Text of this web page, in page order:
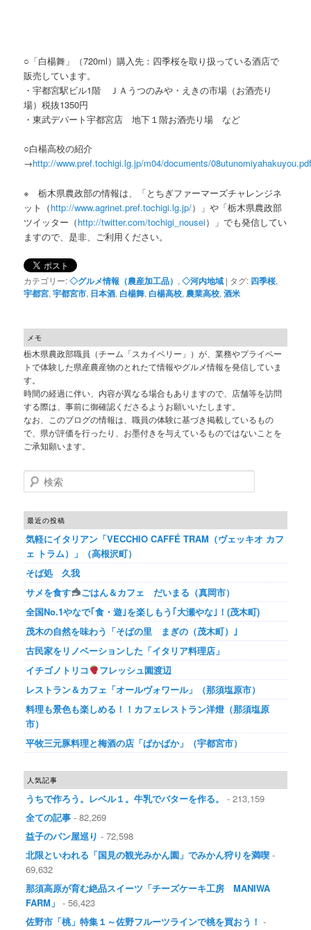
○「白楊舞」（720ml）購入先：四季桜を取り扱っている酒店で
販売しています。
・宇都宮駅ビル1階 ＪＡうつのみや・えきの市場（お酒売り
場）税抜1350円
・東武デパート宇都宮店 地下１階お酒売り場 など
○白楊高校の紹介
→http://www.pref.tochigi.lg.jp/m04/documents/
※ 栃木県農政部の情報は、「とちぎファーマーズチャレンジネ
ット（http://www.agrinet.pref.tochigi.lg.jp/）」や「栃木県農政部
ツイッター（http://twitter.com/tochigi_nousei）」でも発信してい
ますので、是非、ご利用ください。
カテゴリー:◇グルメ情報（農産加工品） ,◇河内地域 | タグ: 四季桜,
宇都宮,宇都宮市, 日本酒, 白楊舞, 白楊高校, 農業高校,酒米
メモ
栃木県農政部職員（チーム「スカイベリー」）が、業務やプライベー
トで体験した県産農産物のとれたて情報やグルメ情報を発信していま
す。
時間の経過に伴い、内容が異なる場合もありますので、店舗等を訪問
する際は、事前に御確認くださるようお願いいたします。
なお、このブログの情報は、職員の体験に基づき掲載しているもの
で、県が評価を行ったり、お墨付きを与えているものではないことを
ご承知願います。
検索
最近の投稿
気軽にイタリアン「VECCHIO CAFFÉ TRAM（ヴェッキオ カフ
ェ トラム）」（高根沢町）
そば処 久我
サメを食す
ごはん＆カフェ だいまる（真岡市）
全国No.1やなで｢食・遊｣を楽しもう｢大瀬やな｣！(茂木町)
茂木の自然を味わう「そばの里 まぎの（茂木町）｣
古民家をリノベーションした「イタリア料理店」
イチゴノトリコ
フレッシュ園渡辺
レストラン＆カフェ「オールヴォワール」（那須塩原市）
料理も景色も楽しめる！！カフェレストラン洋燈（那須塩原
市）
平牧三元豚料理と梅酒の店「ぱかぱか」（宇都宮市）
人気記事
うちで作ろう。レベル１。牛乳でバターを作る。
- 213,159
全ての記事 - 82,269
益子のパン屋巡り - 72,598
北限といわれる「国見の観光みかん園」でみかん狩りを満喫 -
69,632
那須高原が育む絶品スイーツ「チーズケーキ工房 MANIWA
FARM」 - 56,423
佐野市「桃」特集１～佐野フルーツラインで桃を買おう！ -